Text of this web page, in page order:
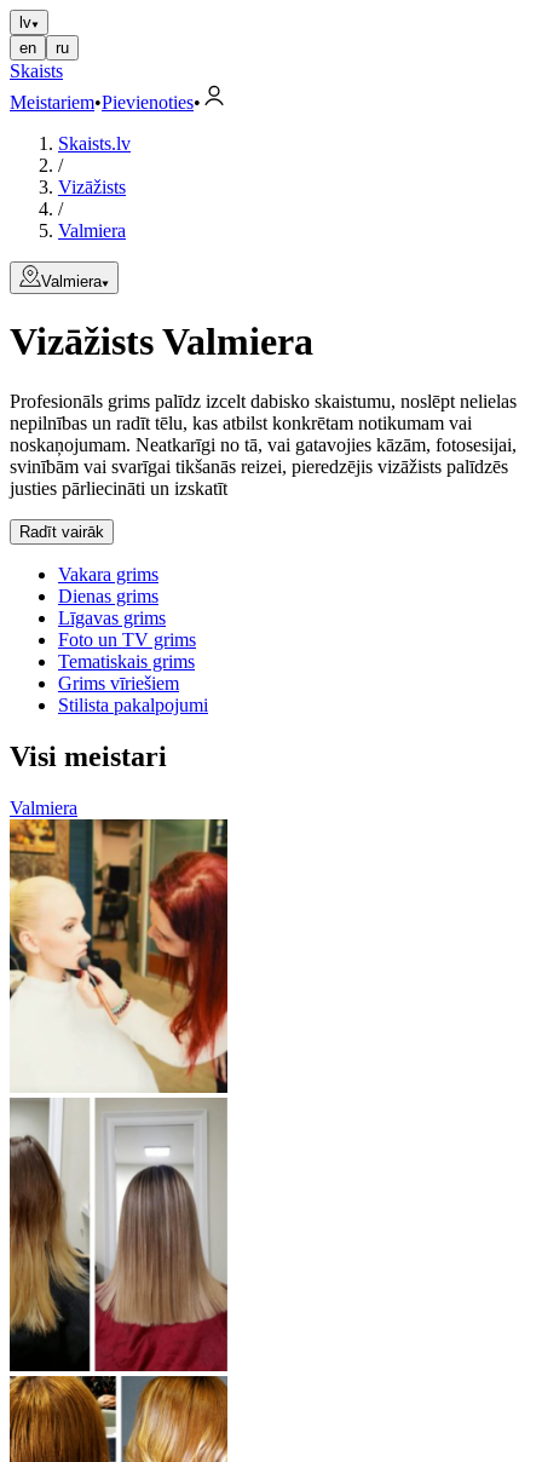
lv
en
ru
Skaists
Meistariem•Pievienoties•
Skaists.lv
/
Vizāžists
/
Valmiera
Valmiera
VizāžistsValmiera
Profesionāls grims palīdz izcelt dabisko skaistumu, noslēpt nelielas
nepilnības un radīt tēlu, kas atbilst konkrētam notikumam vai
noskaņojumam. Neatkarīgi no tā, vai gatavojies kāzām, fotosesijai,
svinībām vai svarīgai tikšanās reizei, pieredzējis vizāžists palīdzēs
justies pārliecināti un izskatīt
Radīt vairāk
Vakara grims
Dienas grims
Līgavas grims
Foto un TV grims
Tematiskais grims
Grims vīriešiem
Stilista pakalpojumi
Visi meistari
Valmiera